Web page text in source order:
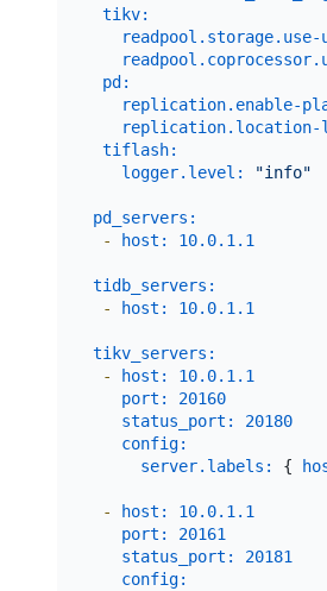
tikv:
pd:
replication.enable-
replication.location-
tiflash:
logger.level:
"info"
pd_servers:
-
host: 10.0.1 .1
tidb_servers:
-
host: 10.0.1 .1
tikv_servers:
-
host: 10.0.1 .1
port:
20160
status_port:
20180
config:
server.labels:
{
- host: 10.0.1 .1
port:
20161
status_port:
20181
config: